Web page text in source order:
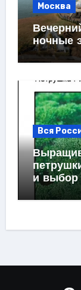
Москва
ночные
Вся
и выбор